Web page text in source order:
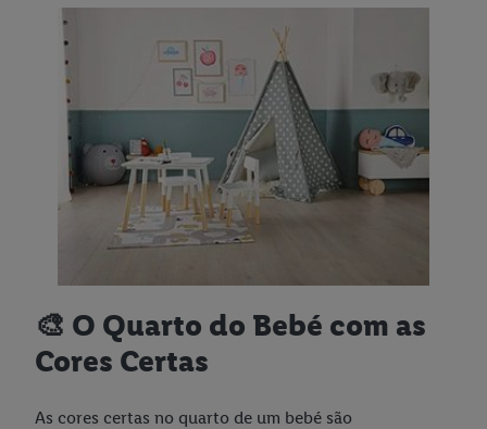
🎨 O Quarto do Bebé com as
Cores Certas
As cores certas no quarto de um bebé são